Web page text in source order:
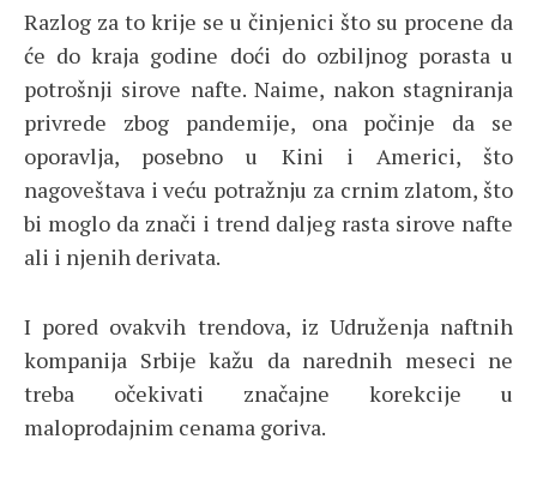
Razlog za to krije se u činjenici što su procene da
će do kraja godine doći do ozbiljnog porasta u
potrošnji sirove nafte. Naime, nakon stagniranja
privrede zbog pandemije, ona počinje da se
oporavlja, posebno u Kini i Americi, što
nagoveštava i veću potražnju za crnim zlatom, što
bi moglo da znači i trend daljeg rasta sirove nafte
ali i njenih derivata.
I pored ovakvih trendova, iz Udruženja naftnih
kompanija Srbije kažu da narednih meseci ne
treba očekivati značajne korekcije u
maloprodajnim cenama goriva.